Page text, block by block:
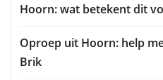
Hoorn: wat betekent dit
Oproep uit Hoorn: help
Brik